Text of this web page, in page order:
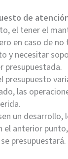
de
el tener el
en caso de no
y necesitar
presupuestada.
las
un desarrollo,
el anterior
presupuestará.